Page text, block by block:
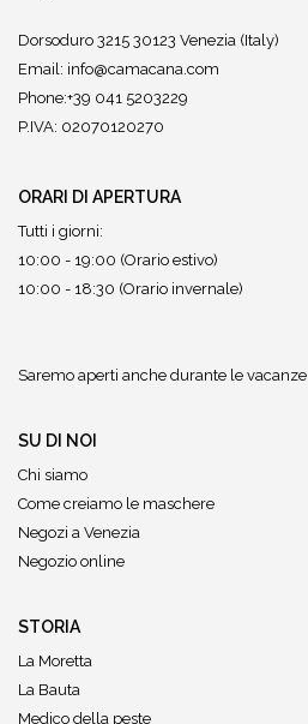
Dorsoduro 3215 30123 Venezia (Italy)
Email: info@camacana.com
Phone:+39 041 5203229
P.IVA: 02070120270
ORARI DI APERTURA
Tutti i giorni:
10:00 - 19:00 (Orario estivo)
10:00 - 18:30 (Orario invernale)
Saremo aperti anche durante le vacanze
SU DI NOI
Chi siamo
Come creiamo le maschere
Negozi a Venezia
Negozio online
STORIA
La Moretta
La Bauta
Medico della peste